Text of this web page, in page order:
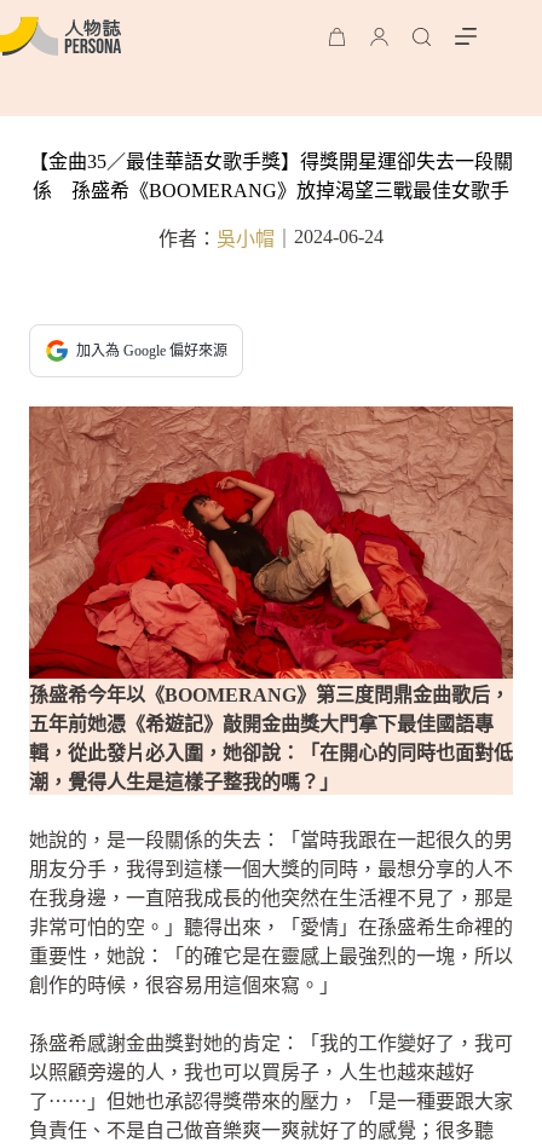
【金曲35／最佳華語女歌手獎】得獎開星運卻失去一段關
係 孫盛希《BOOMERANG》放掉渴望三戰最佳女歌手
作者： 吳小帽 2024-06-24
加入為 Google 偏好來源
孫盛希今年以《BOOMERANG》第三度問鼎金曲歌后，
五年前她憑《希遊記》敲開金曲獎大門拿下最佳國語專
輯，從此發片必入圍，她卻說：「在開心的同時也面對低
潮，覺得人生是這樣子整我的嗎？」
她說的，是一段關係的失去：「當時我跟在一起很久的男
朋友分手，我得到這樣一個大獎的同時，最想分享的人不
在我身邊，一直陪我成長的他突然在生活裡不見了，那是
非常可怕的空。」聽得出來，「愛情」在孫盛希生命裡的
重要性，她說：「的確它是在靈感上最強烈的一塊，所以
創作的時候，很容易用這個來寫。」
孫盛希感謝金曲獎對她的肯定：「我的工作變好了，我可
以照顧旁邊的人，我也可以買房子，人生也越來越好
了⋯⋯」但她也承認得獎帶來的壓力，「是一種要跟大家
負責任、不是自己做音樂爽一爽就好了的感覺；很多聽